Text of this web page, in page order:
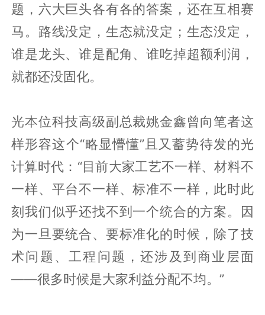
题，六大巨头各有各的答案，还在互相赛
马。路线没定，生态就没定；生态没定，
谁是龙头、谁是配角、谁吃掉超额利润，
就都还没固化。
光本位科技高级副总裁姚金鑫曾向笔者这
样形容这个“略显懵懂”且又蓄势待发的光
计算时代：“目前大家工艺不一样、材料不
一样、平台不一样、标准不一样，此时此
刻我们似乎还找不到一个统合的方案。因
为一旦要统合、要标准化的时候，除了技
术问题、工程问题，还涉及到商业层面
——很多时候是大家利益分配不均。”